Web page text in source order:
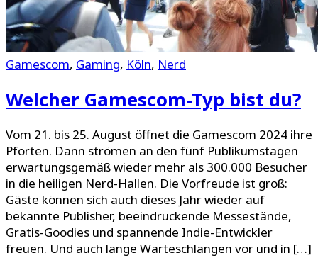
Gamescom, Gaming, Köln, Nerd
Welcher Gamescom-Typ bist du?
Vom 21. bis 25. August öffnet die Gamescom 2024 ihre
Pforten. Dann strömen an den fünf Publikumstagen
erwartungsgemäß wieder mehr als 300.000 Besucher
in die heiligen Nerd-Hallen. Die Vorfreude ist groß:
Gäste können sich auch dieses Jahr wieder auf
bekannte Publisher, beeindruckende Messestände,
Gratis-Goodies und spannende Indie-Entwickler
freuen. Und auch lange Warteschlangen vor und in […]